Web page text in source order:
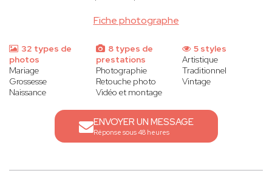
Fiche photographe
32 types de
photos
Mariage
Grossesse
Naissance
8 types de
prestations
Photographie
Retouche photo
Vidéo et montage
5 styles
Artistique
Traditionnel
Vintage
ENVOYER UN MESSAGE
Réponse sous 48 heures